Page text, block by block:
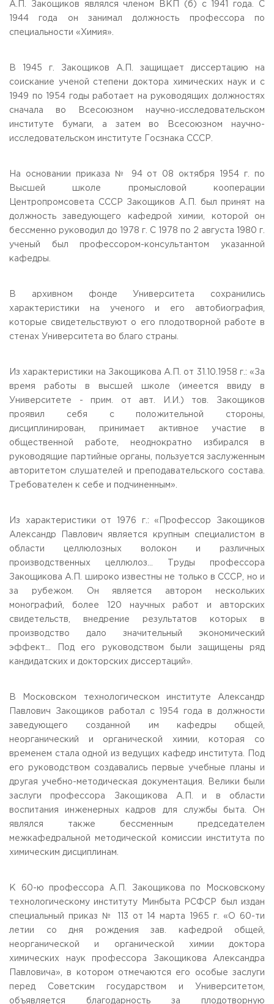
А.П. Закощиков являлся членом ВКП (б) с 1941 года. С
1944 года он занимал должность профессора по
специальности «Химия».
В 1945 г. Закощиков А.П. защищает диссертацию на
соискание ученой степени доктора химических наук и с
1949 по 1954 годы работает на руководящих должностях
сначала во Всесоюзном научно-исследовательском
институте бумаги, а затем во Всесоюзном научно-
исследовательском институте Госзнака СССР.
На основании приказа № 94 от 08 октября 1954 г. по
Высшей школе промысловой кооперации
Центропромсовета СССР Закощиков А.П. был принят на
должность заведующего кафедрой химии, которой он
бессменно руководил до 1978 г. С 1978 по 2 августа 1980 г.
ученый был профессором-консультантом указанной
кафедры.
В архивном фонде Университета сохранились
характеристики на ученого и его автобиография,
которые свидетельствуют о его плодотворной работе в
стенах Университета во благо страны.
Из характеристики на Закощикова А.П. от 31.10.1958 г.: «За
время работы в высшей школе (имеется ввиду в
Университете - прим. от авт. И.И.) тов. Закощиков
проявил себя с положительной стороны,
дисциплинирован, принимает активное участие в
общественной работе, неоднократно избирался в
руководящие партийные органы, пользуется заслуженным
авторитетом слушателей и преподавательского состава.
Требователен к себе и подчиненным».
Из характеристики от 1976 г.: «Профессор Закощиков
Александр Павлович является крупным специалистом в
области целлюлозных волокон и различных
производственных целлюлоз… Труды профессора
Закощикова А.П. широко известны не только в СССР, но и
за рубежом. Он является автором нескольких
монографий, более 120 научных работ и авторских
свидетельств, внедрение результатов которых в
производство дало значительный экономический
эффект… Под его руководством были защищены ряд
кандидатских и докторских диссертаций».
В Московском технологическом институте Александр
Павлович Закощиков работал с 1954 года в должности
заведующего созданной им кафедры общей,
неорганический и органической химии, которая со
временем стала одной из ведущих кафедр института. Под
его руководством создавались первые учебные планы и
другая учебно-методическая документация. Велики были
заслуги профессора Закощикова А.П. и в области
воспитания инженерных кадров для службы быта. Он
являлся также бессменным председателем
межкафедральной методической комиссии института по
химическим дисциплинам.
К 60-ю профессора А.П. Закощикова по Московскому
технологическому институту Минбыта РСФСР был издан
специальный приказ № 113 от 14 марта 1965 г. «О 60-ти
летии со дня рождения зав. кафедрой общей,
неорганической и органической химии доктора
химических наук профессора Закощикова Александра
Павловича», в котором отмечаются его особые заслуги
перед Советским государством и Университетом,
объявляется благодарность за плодотворную